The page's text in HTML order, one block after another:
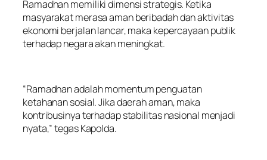
Ramadhan memiliki dimensi strategis. Ketika
masyarakat merasa aman beribadah dan aktivitas
ekonomi berjalan lancar, maka kepercayaan publik
terhadap negara akan meningkat.
“Ramadhan adalah momentum penguatan
ketahanan sosial. Jika daerah aman, maka
kontribusinya terhadap stabilitas nasional menjadi
nyata,” tegas Kapolda.